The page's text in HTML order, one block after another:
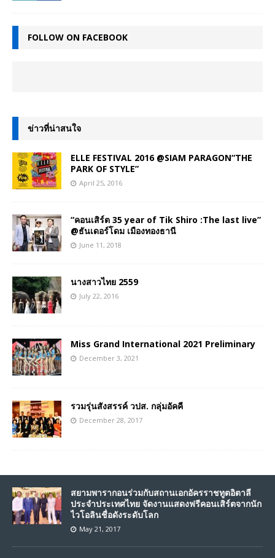
FOLLOW ON FACEBOOK
ข่าวที่น่าสนใจ
ELLE FESTIVAL 2016 @SIAM PARAGON“THE
PARK OF STYLE”
April 25, 2016
“คอนเสิร์ต 35 year of Tik Shiro :The last live”
@ธันเดอร์โดม เมืองทองธานี
June 11, 2018
นางสาวไทย 2559
July 22, 2016
Miss Grand International 2021 Preliminary
December 3, 2021
รวมรุ่นสังสรรค์ วปส. กลุ่มอัคคี
December 28, 2017
สยามพารากอนร่วมกับสถานเอกอัครราชทูตอิตาลี
ประจำประเทศไทย จัดงานแสดงฟรีคอนเสิร์ตจากนัก
ไวโอลินชื่อดังระดับโลก
May 21, 2017